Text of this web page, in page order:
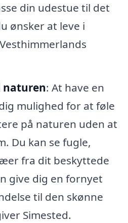
din udestue til det
ønsker at leve i
naturen: At have en
mulighed for at føle
på naturen uden at
Du kan se fugle,
fra dit beskyttede
give dig en fornyet
til den skønne
Simested.